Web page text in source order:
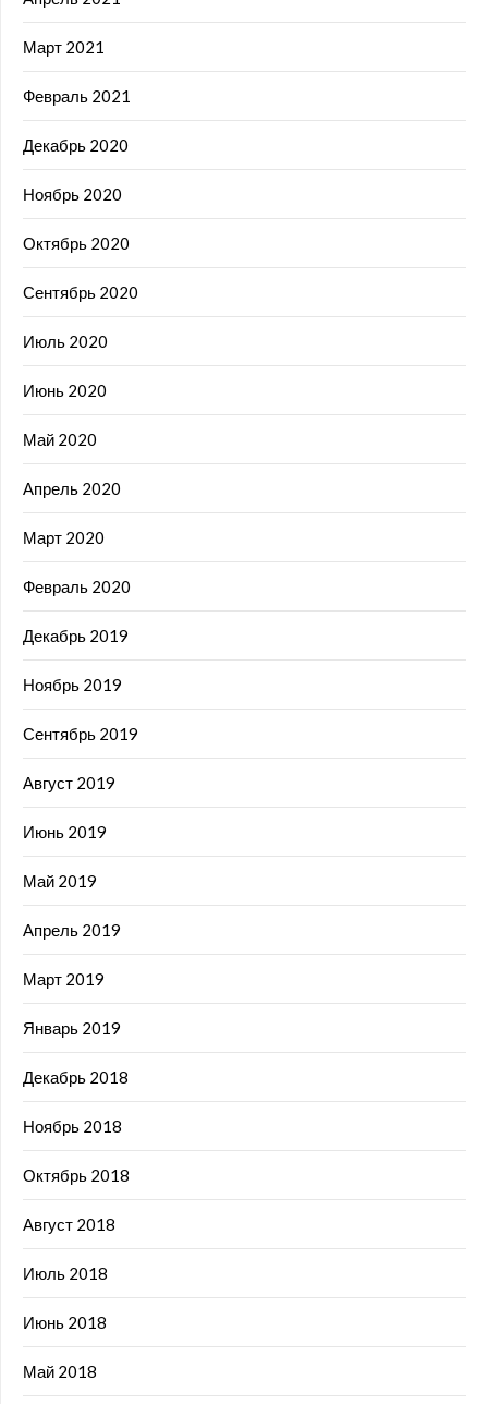
Март 2021
Февраль 2021
Декабрь 2020
Ноябрь 2020
Октябрь 2020
Сентябрь 2020
Июль 2020
Июнь 2020
Май 2020
Апрель 2020
Март 2020
Февраль 2020
Декабрь 2019
Ноябрь 2019
Сентябрь 2019
Август 2019
Июнь 2019
Май 2019
Апрель 2019
Март 2019
Январь 2019
Декабрь 2018
Ноябрь 2018
Октябрь 2018
Август 2018
Июль 2018
Июнь 2018
Май 2018